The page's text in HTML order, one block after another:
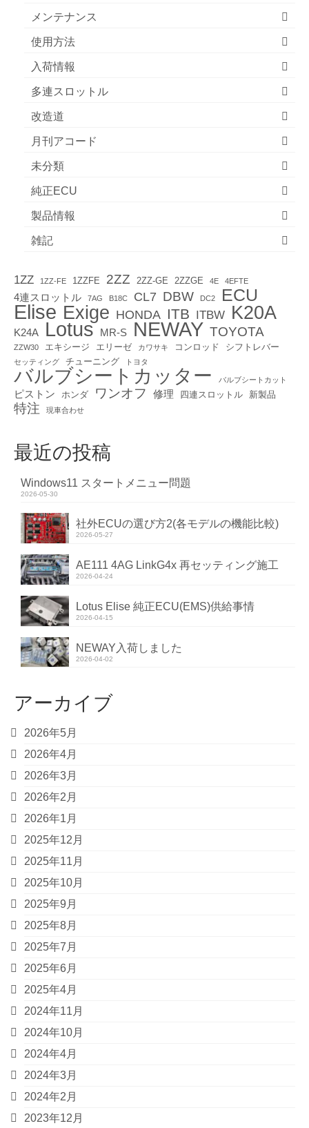
メンテナンス
使用方法
入荷情報
多連スロットル
改造道
月刊アコード
未分類
純正ECU
製品情報
雑記
1ZZ 1ZZ-FE 1ZZFE 2ZZ 2ZZ-GE 2ZZGE 4E 4EFTE
4連スロットル 7AG B18C CL7 DBW DC2 ECU
Elise Exige HONDA ITB ITBW K20A
K24A Lotus MR-S NEWAY TOYOTA
ZZW30 エキシージ エリーゼ カワサキ コンロッド シフトレバー
セッティング チューニング トヨタ
バルブシートカッター バルブシートカット
ピストン ホンダ ワンオフ 修理 四連スロットル 新製品
特注 現車合わせ
最近の投稿
Windows11 スタートメニュー問題
2026-05-30
社外ECUの選び方2(各モデルの機能比較)
2026-05-27
AE111 4AG LinkG4x 再セッティング施工
2026-04-24
Lotus Elise 純正ECU(EMS)供給事情
2026-04-15
NEWAY入荷しました
2026-04-02
アーカイブ
2026年5月
2026年4月
2026年3月
2026年2月
2026年1月
2025年12月
2025年11月
2025年10月
2025年9月
2025年8月
2025年7月
2025年6月
2025年4月
2024年11月
2024年10月
2024年4月
2024年3月
2024年2月
2023年12月